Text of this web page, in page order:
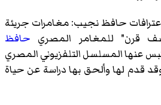
حافظ نجيب: مغامرات جريئة
للمغامر المصري حافظ
عنها المسلسل التلفزيوني المصري
قدم لها وألحق بها دراسة عن حياة